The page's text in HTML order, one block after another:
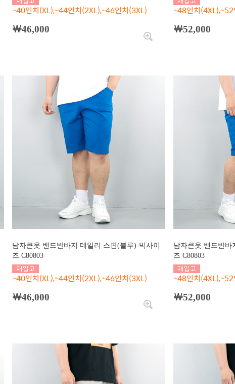
~40인치(XL),~44인치(2XL),~46인치(3XL)
￦46,000
~48인치
￦52,000
남자큰옷 밴드반바지 데일리 스판(블루)-빅사이
즈 C80803
~40인치(XL),~44인치(2XL),~46인치(3XL)
￦46,000
남자큰옷 밴드반바
즈 C80803
~48인치
￦52,000